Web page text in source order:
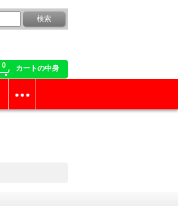
0 カートの中身